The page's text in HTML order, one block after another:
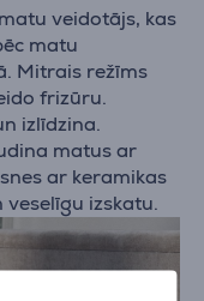
veidotājs, kas
matu
Mitrais režīms
frizūru.
izlīdzina.
matus ar
ar keramikas
izskatu.